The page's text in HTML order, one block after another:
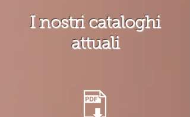
I nostri cataloghi
attuali